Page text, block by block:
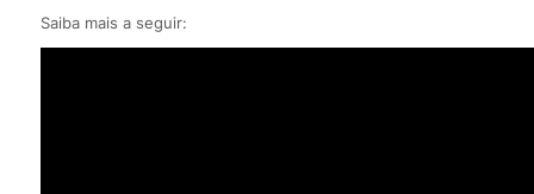
Saiba mais a seguir: